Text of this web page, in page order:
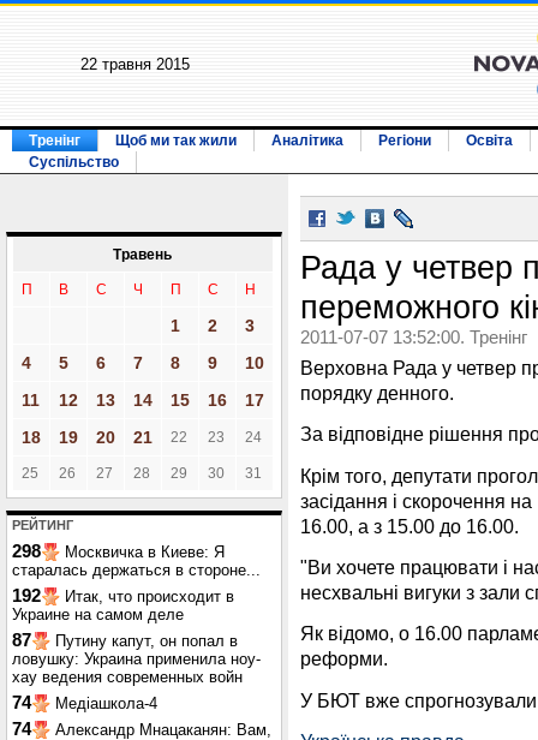
22 травня 2015
Тренінг Щоб ми так жили Аналітика Регіони
Освіта
Суспільство
Травень
П В С Ч П С Н
1 2
3
4
5 6 7 8 9
10
11
12 13 14 15 16
17
18
19 20 21 22 23 24
25 26 27 28 29 30 31
РЕЙТИНГ
298
Москвичка в Киеве: Я
старалась держаться в стороне...
192
Итак, что происходит в
Украине на самом деле
87
Путину капут, он попал в
ловушку: Украина применила ноу-
хау ведения современных войн
74 Медіашкола-4
74
Александр Мнацаканян: Вам,
Рада у четвер
переможного
2011-07-07 13:52:00. Тренінг
Верховна Рада у четвер
порядку денного.
За відповідне рішення
Крім того, депутати
засідання і скорочення
16.00, а з 15.00 до 16.00.
"Ви хочете працювати і
несхвальні вигуки з зали
Як відомо, о 16.00
реформи.
У БЮТ вже спрогнозували,